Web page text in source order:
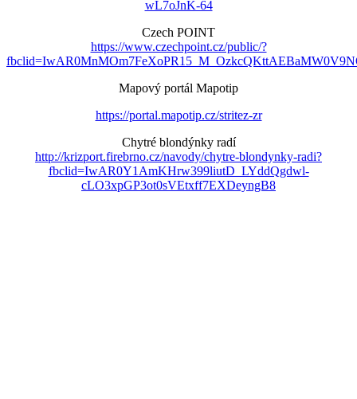
wL7oJnK-64
Czech POINT
https://www.czechpoint.cz/public/?
Mapový portál Mapotip
https://portal.mapotip.cz/stritez-zr
Chytré blondýnky radí
http://krizport.firebrno.cz/navody/chytre-blondynky-radi?
fbclid=IwAR0Y1AmKHrw399liutD_LYddQgdwl-
cLO3xpGP3ot0sVEtxff7EXDeyngB8